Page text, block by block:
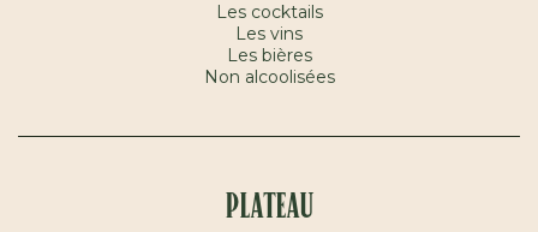
Les cocktails
Les vins
Les bières
Non alcoolisées
Plateau